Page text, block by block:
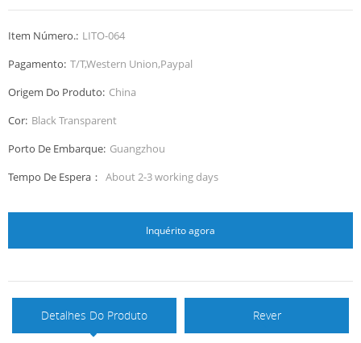
Item Número.: LITO-064
Pagamento: T/T,Western Union,Paypal
Origem Do Produto: China
Cor: Black Transparent
Porto De Embarque: Guangzhou
Tempo De Espera： About 2-3 working days
Inquérito agora
Detalhes Do Produto Rever